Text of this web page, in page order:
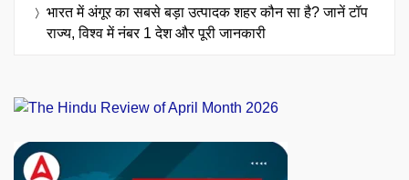
भारत में अंगूर का सबसे बड़ा उत्पादक शहर कौन सा है? जानें टॉप
राज्य, विश्व में नंबर 1 देश और पूरी जानकारी